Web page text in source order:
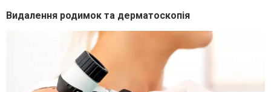
Видалення родимок та дерматоскопія